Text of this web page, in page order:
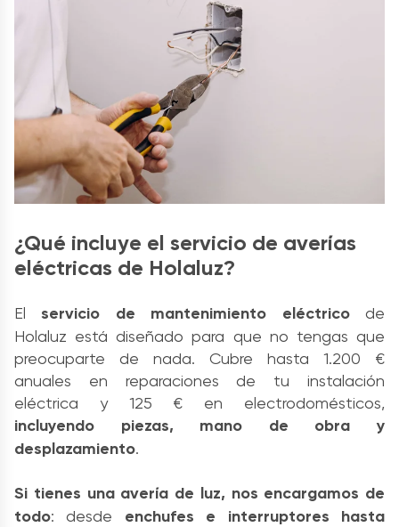
¿Qué incluye el servicio de averías
eléctricas de Holaluz?
El servicio de mantenimiento eléctricode
Holaluz está diseñado para que no tengas que
preocuparte de nada. Cubre hasta 1.200 €
anuales en reparaciones de tu instalación
eléctrica y 125 € en electrodomésticos,
incluyendo piezas, mano de obra y
desplazamiento.
Si tienes una avería de luz, nos encargamos de
todo: desde enchufes e interruptores hasta